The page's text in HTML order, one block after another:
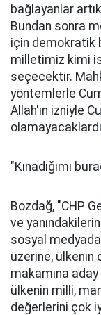
bağlayanlar
Bundan sonra
için demokratik
milletimiz kimi
seçecektir.
yöntemlerle
Allah'ın izniyle
"Kınadığımı
Bozdağ, "CHP
ve
sosyal
üzerine, ülkenin
makamına
ülkenin milli,
değerlerini çok